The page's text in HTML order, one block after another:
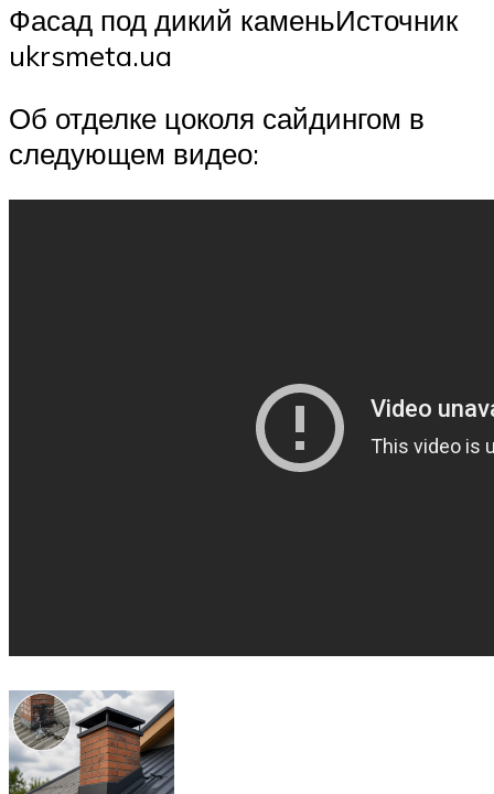
Фасад под дикий каменьИсточник
ukrsmeta.ua
Об отделке цоколя сайдингом в
следующем видео: